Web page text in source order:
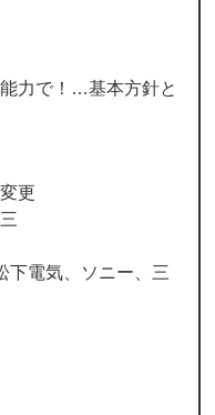
力で！…基本方針と
更
下電気、ソニー、三